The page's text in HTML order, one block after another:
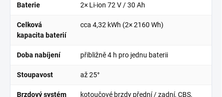
Baterie 2× Li-ion 72 V / 30 Ah
Celková
kapacita baterií
cca 4,32 kWh (2× 2160 Wh)
Doba nabíjení přibližně4 h pro jednu baterii
Stoupavost až25°
Brzdový systém kotoučové brzdy přední / zadní, CBS,